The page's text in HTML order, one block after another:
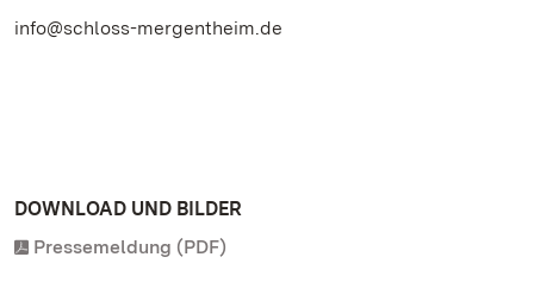
info@schloss-mergentheim.de
DOWNLOAD UND BILDER
Pressemeldung (PDF)